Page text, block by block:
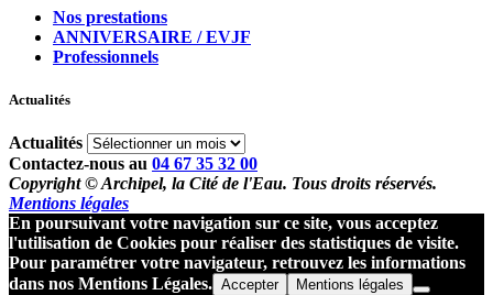
Nos prestations
ANNIVERSAIRE / EVJF
Professionnels
Actualités
Actualités
Contactez-nous au 04 67 35 32 00
Copyright © Archipel, la Cité de l'Eau. Tous droits réservés.
Mentions légales
En poursuivant votre navigation sur ce site, vous acceptez
l'utilisation de Cookies pour réaliser des statistiques de visite.
Pour paramétrer votre navigateur, retrouvez les informations
dans nos Mentions Légales. Accepter Mentions légales